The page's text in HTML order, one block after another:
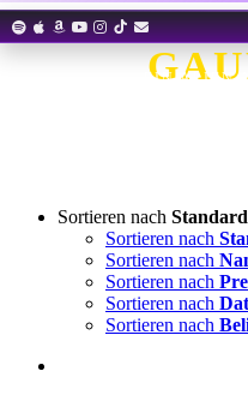
Zum
Inhalt
EIN ALIEN
Sortieren nach
Sortieren nach
Sortieren nach
Sortieren nach
Sortieren nach
Sortieren nach